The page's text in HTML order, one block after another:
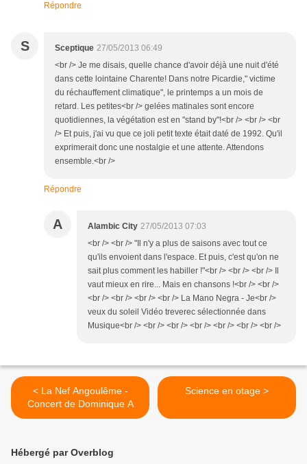
Répondre
S Sceptique 27/05/2013 06:49
<br /> Je me disais, quelle chance d'avoir déjà une nuit d'été
dans cette lointaine Charente! Dans notre Picardie," victime
du réchauffement climatique", le printemps a un mois de
retard. Les petites<br /> gelées matinales sont encore
quotidiennes, la végétation est en "stand by"!<br /> <br /> <br
/> Et puis, j'ai vu que ce joli petit texte était daté de 1992. Qu'il
exprimerait donc une nostalgie et une attente. Attendons
ensemble.<br />
Répondre
A Alambic City 27/05/2013 07:03
<br /> <br /> "Il n'y a plus de saisons avec tout ce
qu'ils envoient dans l'espace. Et puis, c'est qu'on ne
sait plus comment les habiller !"<br /> <br /> <br /> Il
vaut mieux en rire... Mais en chansons !<br /> <br />
<br /> <br /> <br /> <br /> La Mano Negra - Je<br />
veux du soleil Vidéo treverec sélectionnée dans
Musique<br /> <br /> <br /> <br /> <br /> <br /> <br />
< La Nef Angoulême -
Concert de Dominique A
Science en otage >
Hébergé par Overblog